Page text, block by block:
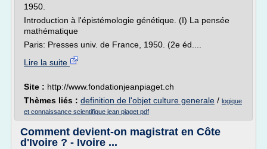
1950.
Introduction à l'épistémologie génétique. (I) La pensée
mathématique
Paris: Presses univ. de France, 1950. (2e éd....
Lire la suite
Site : http://www.fondationjeanpiaget.ch
Thèmes liés : definition de l'objet culture generale / logique
et connaissance scientifique jean piaget pdf
Comment devient-on magistrat en Côte
d'Ivoire ? - Ivoire ...